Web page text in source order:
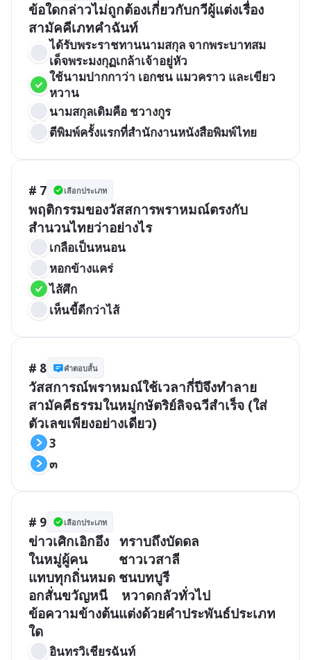
ข้อใดกล่าวไม่ถูกต้องเกี่ยวกับกวีผู้แต่งเรื่อง
สามัคคีเภทคำฉันท์
ได้รับพระราชทานนามสกุล จากพระบาทสม
เด็จพระมงกุฏเกล้าเจ้าอยู่หัว
ใช้นามปากกาว่า เอกชน แมวคราว และเขียว
หวาน
นามสกุลเดิมคือ ชวางกูร
ตีพิมพ์ครั้งแรกที่สำนักงานหนังสือพิมพ์ไทย
# 7 เลือกประเภท
พฤติกรรมของวัสสการพราหมณ์ตรงกับ
สำนวนไทยว่าอย่างไร
เกลือเป็นหนอน
หอกข้างแคร่
ไส้ศึก
เห็นขี้ดีกว่าไส้
# 8 คำตอบสั้น
วัสสการณ์พราหมณ์ใช้เวลากี่ปีจึงทำลาย
สามัคคีธรรมในหมู่กษัตริย์ลิจฉวีสำเร็จ (ใส่
ตัวเลขเพียงอย่างเดียว)
3
๓
# 9 เลือกประเภท
ข่าวเศิกเอิกอึง   ทราบถึงบัดดล
ในหมู่ผู้คน         ชาวเวสาลี
แทบทุกถิ่นหมด ชนบทบูรี
อกสั่นขวัญหนี    หวาดกลัวทั่วไป
ข้อความข้างต้นแต่งด้วยคำประพันธ์ประเภท
ใด
อินทรวิเชียรฉันท์